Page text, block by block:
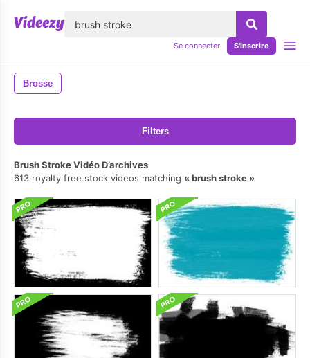
Se connecter S'inscrire
Brosse
Filters
Brush Stroke Vidéo D’archives
613 royalty free stock videos matching
brush stroke